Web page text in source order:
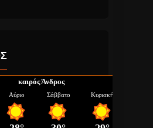
καιρός Άνδρος